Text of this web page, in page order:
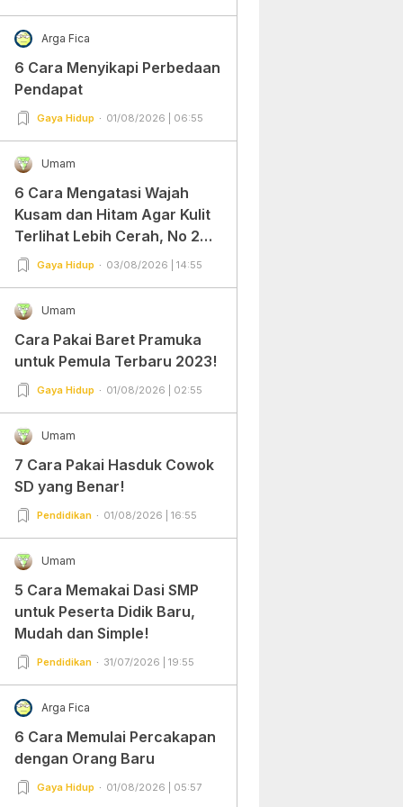
Arga Fica
6 Cara Menyikapi Perbedaan
Pendapat
Gaya Hidup 01/08/2026 | 06:55
Umam
6 Cara Mengatasi Wajah
Kusam dan Hitam Agar Kulit
Terlihat Lebih Cerah, No 2
Gampang Banget dan Mudah
Gaya Hidup 03/08/2026 | 14:55
Umam
Cara Pakai Baret Pramuka
untuk Pemula Terbaru 2023!
Gaya Hidup 01/08/2026 | 02:55
Umam
7 Cara Pakai Hasduk Cowok
SD yang Benar!
Pendidikan 01/08/2026 | 16:55
Umam
5 Cara Memakai Dasi SMP
untuk Peserta Didik Baru,
Mudah dan Simple!
Pendidikan 31/07/2026 | 19:55
Arga Fica
6 Cara Memulai Percakapan
dengan Orang Baru
Gaya Hidup 01/08/2026 | 05:57